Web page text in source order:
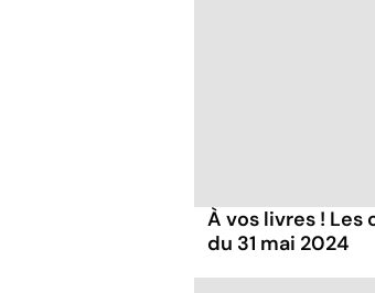
À vos livres !
du 31 mai 2024